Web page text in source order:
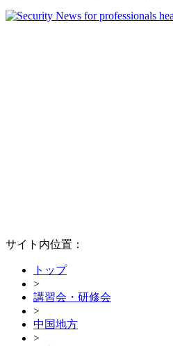
サイト内位置：
トップ
>
講習会・研修会
>
中国地方
>